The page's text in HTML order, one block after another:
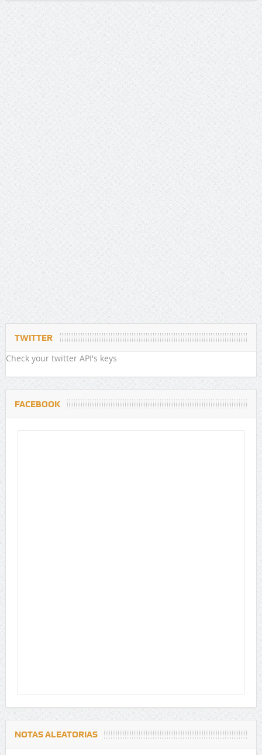
TWITTER
Check your twitter API's keys
FACEBOOK
NOTAS ALEATORIAS